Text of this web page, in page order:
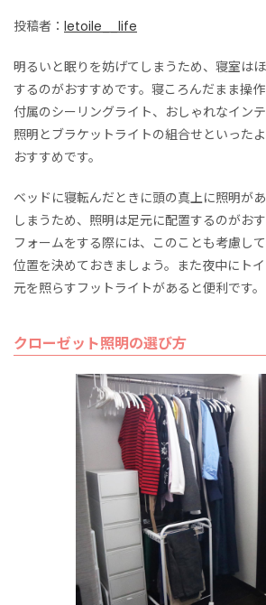
投稿者： letoile__life
明るいと眠りを妨げてしまうため、寝室は
するのがおすすめです。寝ころんだまま操
付属のシーリングライト、おしゃれなイン
照明とブラケットライトの組合せといった
おすすめです。
ベッドに寝転んだときに頭の真上に照明が
しまうため、照明は足元に配置するのがお
フォームをする際には、このことも考慮し
位置を決めておきましょう。また夜中にト
元を照らすフットライトがあると便利です。
クローゼット照明の選び方